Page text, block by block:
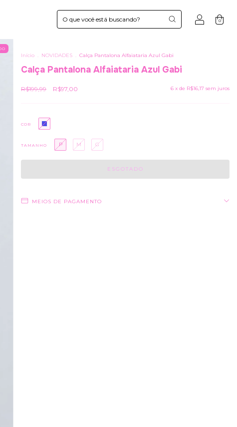
0
Início . NOVIDADES . Calça Pantalona Alfaiataria Azul Gabi
Calça Pantalona Alfaiataria Azul Gabi
R$199,99 R$97,00 6 x de R$16,17 sem juros
COR
TAMANHO P M G
MEIOS DE PAGAMENTO